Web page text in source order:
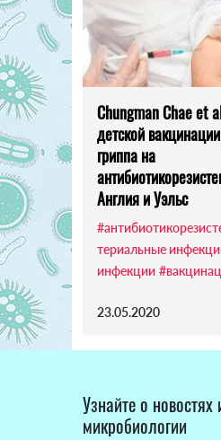
Chungman Chae et
детской
гриппа на
Англия и Уэльс
териальные
инфекции
23.05.2020
Узнайте о
микробиологии